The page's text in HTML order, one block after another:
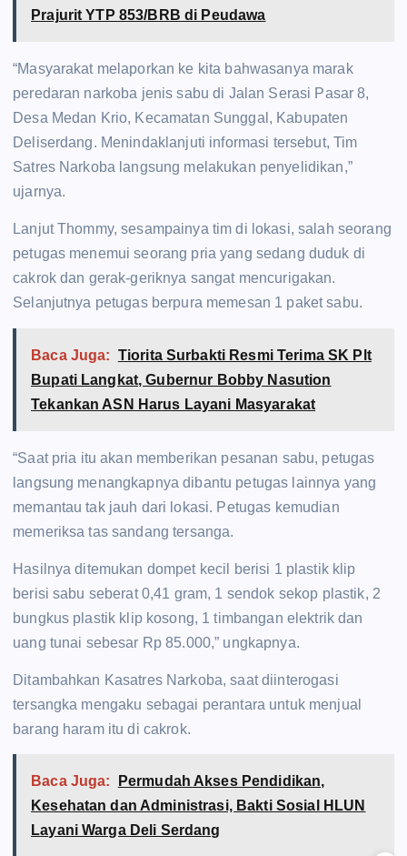
Prajurit YTP 853/BRB di Peudawa
“Masyarakat melaporkan ke kita bahwasanya marak
peredaran narkoba jenis sabu di Jalan Serasi Pasar 8,
Desa Medan Krio, Kecamatan Sunggal, Kabupaten
Deliserdang. Menindaklanjuti informasi tersebut, Tim
Satres Narkoba langsung melakukan penyelidikan,”
ujarnya.
Lanjut Thommy, sesampainya tim di lokasi, salah seorang
petugas menemui seorang pria yang sedang duduk di
cakrok dan gerak-geriknya sangat mencurigakan.
Selanjutnya petugas berpura memesan 1 paket sabu.
Baca Juga: Tiorita Surbakti Resmi Terima SK Plt
Bupati Langkat, Gubernur Bobby Nasution
Tekankan ASN Harus Layani Masyarakat
“Saat pria itu akan memberikan pesanan sabu, petugas
langsung menangkapnya dibantu petugas lainnya yang
memantau tak jauh dari lokasi. Petugas kemudian
memeriksa tas sandang tersanga.
Hasilnya ditemukan dompet kecil berisi 1 plastik klip
berisi sabu seberat 0,41 gram, 1 sendok sekop plastik, 2
bungkus plastik klip kosong, 1 timbangan elektrik dan
uang tunai sebesar Rp 85.000,” ungkapnya.
Ditambahkan Kasatres Narkoba, saat diinterogasi
tersangka mengaku sebagai perantara untuk menjual
barang haram itu di cakrok.
Baca Juga:
Permudah Akses Pendidikan,
Kesehatan dan Administrasi, Bakti Sosial HLUN
Layani Warga Deli Serdang